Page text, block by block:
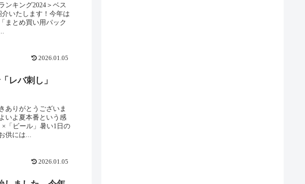
ンキング2024＞ベス
介いたします！今年は
まとめ買い用パック
2026.01.05
レバ刺し」
ありがとうございま
いよ夏本番という感
「ビール」暑い1日の
供には...
2026.01.05